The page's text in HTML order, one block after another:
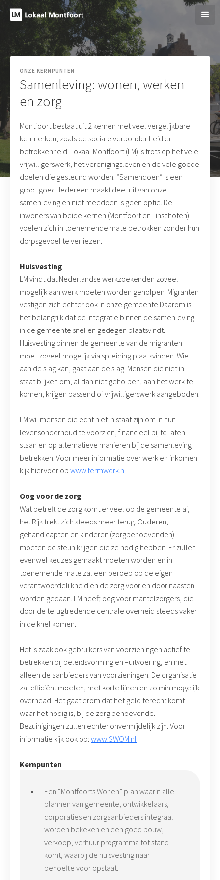
ONZE KERNPUNTEN
Samenleving: wonen, werken
en zorg
Montfoort bestaat uit 2 kernen met veel vergelijkbare
kenmerken, zoals de sociale verbondenheid en
betrokkenheid. Lokaal Montfoort (LM) is trots op het vele
vrijwilligerswerk, het verenigingsleven en de vele goede
doelen die gesteund worden. “Samendoen” is een
groot goed. Iedereen maakt deel uit van onze
samenleving en niet meedoen is geen optie. De
inwoners van beide kernen (Montfoort en Linschoten)
voelen zich in toenemende mate betrokken zonder hun
dorpsgevoel te verliezen.
Huisvesting
LM vindt dat Nederlandse werkzoekenden zoveel
mogelijk aan werk moeten worden geholpen. Migranten
vestigen zich echter ook in onze gemeente Daarom is
het belangrijk dat de integratie binnen de samenleving
in de gemeente snel en gedegen plaatsvindt.
Huisvesting binnen de gemeente van de migranten
moet zoveel mogelijk via spreiding plaatsvinden. Wie
aan de slag kan, gaat aan de slag. Mensen die niet in
staat blijken om, al dan niet geholpen, aan het werk te
komen, krijgen passend of vrijwilligerswerk aangeboden.
LM wil mensen die echt niet in staat zijn om in hun
levensonderhoud te voorzien, financieel bij te laten
staan en op alternatieve manieren bij de samenleving
betrekken. Voor meer informatie over werk en inkomen
kijk hiervoor op www.fermwerk.nl
Oog voor de zorg
Wat betreft de zorg komt er veel op de gemeente af,
het Rijk trekt zich steeds meer terug. Ouderen,
gehandicapten en kinderen (zorgbehoevenden)
moeten de steun krijgen die ze nodig hebben. Er zullen
evenwel keuzes gemaakt moeten worden en in
toenemende mate zal een beroep op de eigen
verantwoordelijkheid en de zorg voor en door naasten
worden gedaan. LM heeft oog voor mantelzorgers, die
door de terugtredende centrale overheid steeds vaker
in de knel komen.
Het is zaak ook gebruikers van voorzieningen actief te
betrekken bij beleidsvorming en –uitvoering, en niet
alleen de aanbieders van voorzieningen. De organisatie
zal efficiënt moeten, met korte lijnen en zo min mogelijk
overhead. Het gaat erom dat het geld terecht komt
waar het nodig is, bij de zorg behoevende.
Bezuinigingen zullen echter onvermijdelijk zijn. Voor
informatie kijk ook op: www.SWOM.nl
Kernpunten
Een “Montfoorts Wonen” plan waarin alle
plannen van gemeente, ontwikkelaars,
corporaties en zorgaanbieders integraal
worden bekeken en een goed bouw,
verkoop, verhuur programma tot stand
komt, waarbij de huisvesting naar
behoefte voor opstaat.